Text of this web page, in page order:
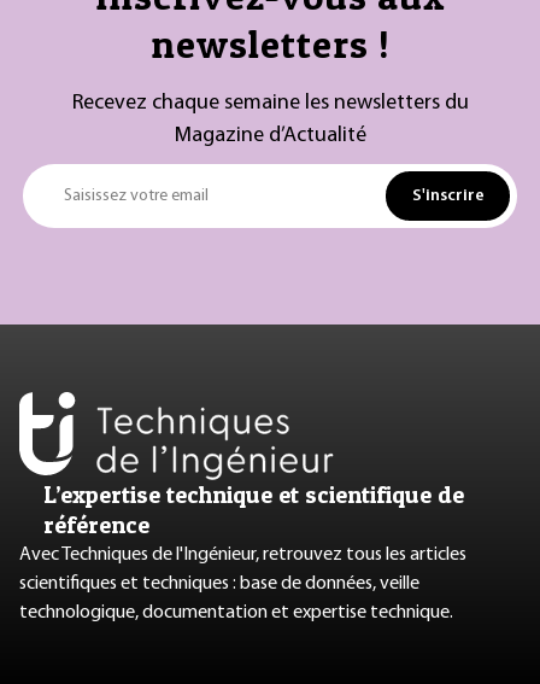
newsletters !
Recevez chaque semaine les newsletters du
Magazine d’Actualité
Saisissez votre email S'inscrire
L’expertise technique et scientifique de
référence
Avec Techniques de l'Ingénieur, retrouvez tous les articles
scientifiques et techniques : base de données, veille
technologique, documentation et expertise technique.